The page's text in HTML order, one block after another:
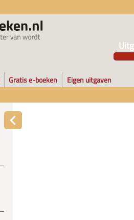
Gratis e-boeken Eigen uitgaven